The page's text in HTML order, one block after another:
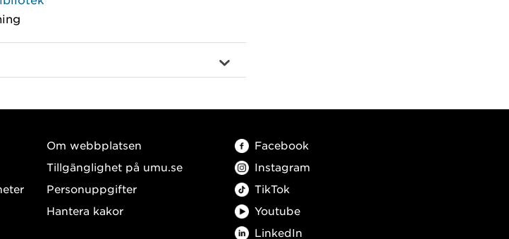
Om webbplatsen
Tillgänglighet på umu.se
Personuppgifter
Hantera kakor
Facebook
Instagram
TikTok
Youtube
LinkedIn